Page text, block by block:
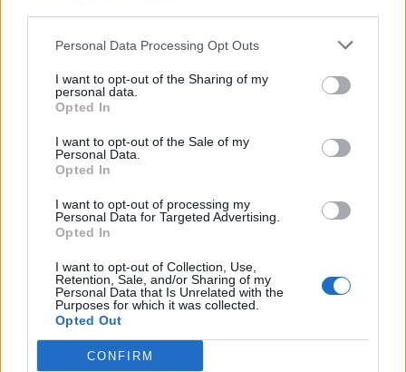
Personal Data Processing Opt Outs
I want to opt-out of the Sharing of my
personal data.
Opted In
I want to opt-out of the Sale of my
Personal Data.
Opted In
I want to opt-out of processing my
Personal Data for Targeted Advertising.
Opted In
I want to opt-out of Collection, Use,
Retention, Sale, and/or Sharing of my
Personal Data that Is Unrelated with the
Purposes for which it was collected.
Opted Out
CONFIRM